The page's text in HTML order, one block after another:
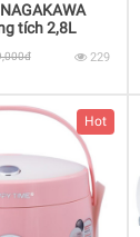
tích 2,8L
229
Hot